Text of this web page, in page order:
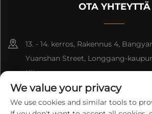
OTA YHTEYTTÄ
13. - 14. kerros, Rakennus 4,
Yuanshan Street, Longgang-
Kiina.
+86-15814782479
We value your privacy
We use cookies and similar tools to